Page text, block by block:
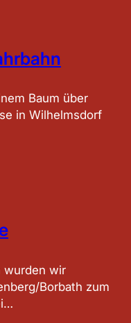
Baum über
in Wilhelmsdorf
wurden wir
Borbath zum